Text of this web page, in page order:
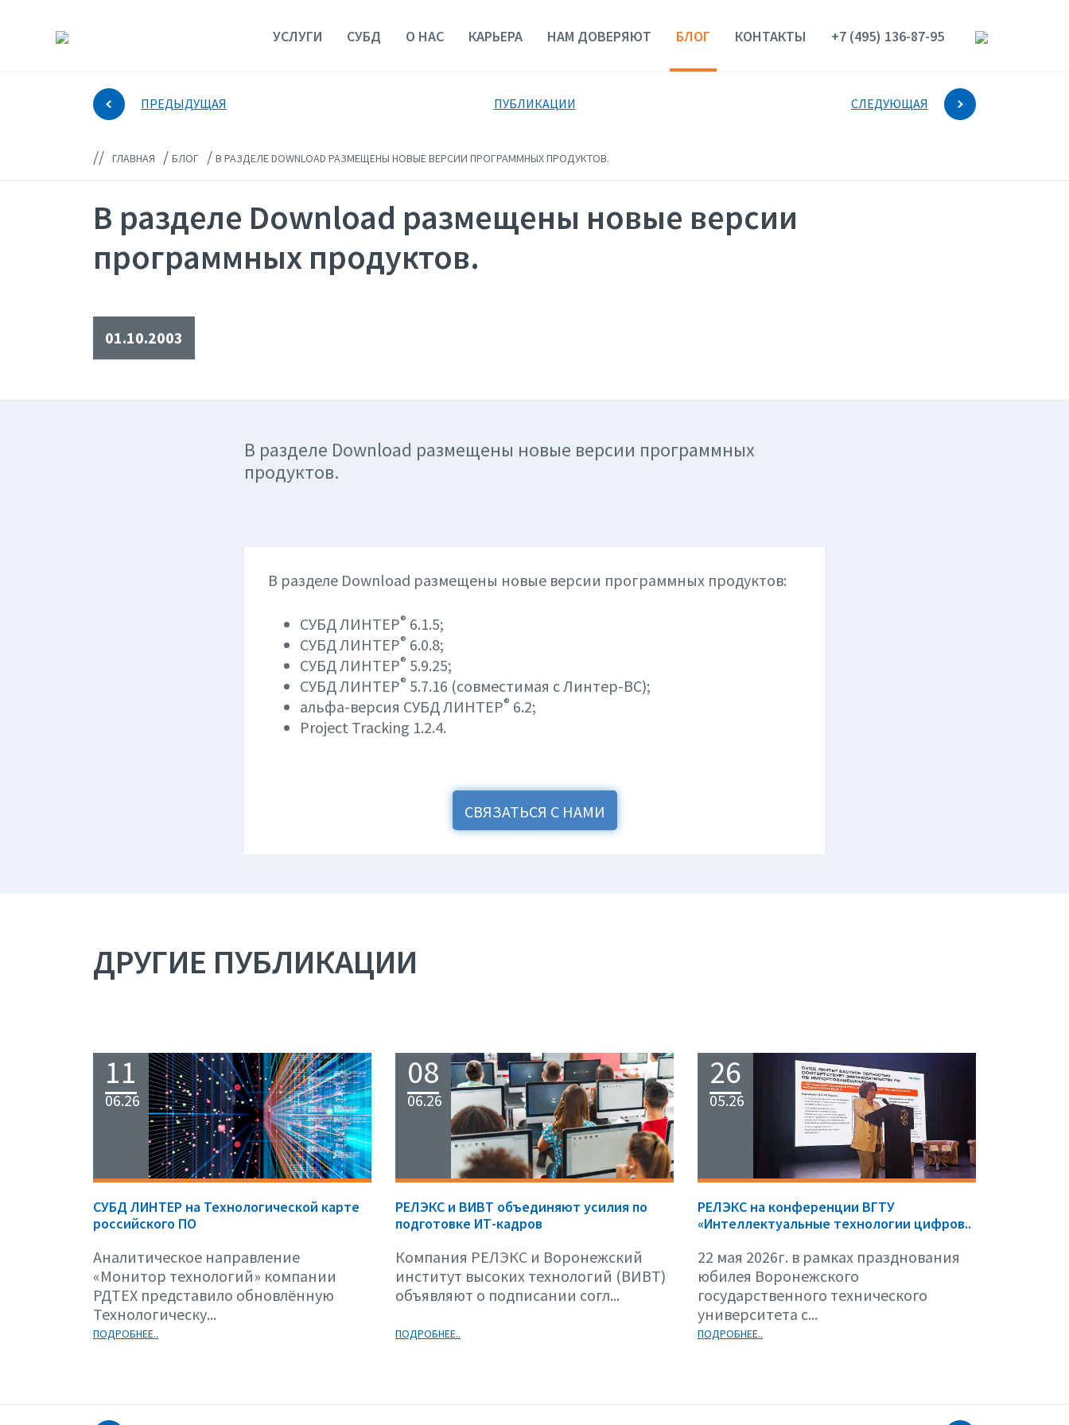
УСЛУГИ СУБД О НАС КАРЬЕРА НАМ ДОВЕРЯЮТ БЛОГ КОНТАКТЫ +7 (495) 136-87-95
ПРЕДЫДУЩАЯ ПУБЛИКАЦИИ СЛЕДУЮЩАЯ
// ГЛАВНАЯ / БЛОГ / В РАЗДЕЛЕ DOWNLOAD РАЗМЕЩЕНЫ НОВЫЕ ВЕРСИИ ПРОГРАММНЫХ ПРОДУКТОВ.
В разделе Download размещены новые версии
программных продуктов.
01.10.2003
В разделе Download размещены новые версии программных
продуктов.
В разделе Download размещены новые версии программных продуктов:
СУБД ЛИНТЕР® 6.1.5;
СУБД ЛИНТЕР® 6.0.8;
СУБД ЛИНТЕР® 5.9.25;
СУБД ЛИНТЕР® 5.7.16 (совместимая с Линтер-ВС);
альфа-версия СУБД ЛИНТЕР® 6.2;
Project Tracking 1.2.4.
СВЯЗАТЬСЯ С НАМИ
ДРУГИЕ ПУБЛИКАЦИИ
11
06.26
СУБД ЛИНТЕР на Технологической карте
российского ПО
Аналитическое направление
«Монитор технологий» компании
РДТЕХ представило обновлённую
Технологическу...
ПОДРОБНЕЕ..
08
06.26
РЕЛЭКС и ВИВТ объединяют усилия по
подготовке ИТ-кадров
Компания РЕЛЭКС и Воронежский
институт высоких технологий (ВИВТ)
объявляют о подписании согл...
ПОДРОБНЕЕ..
26
05.26
РЕЛЭКС на конференции ВГТУ
«Интеллектуальные технологии цифров..
22 мая 2026г. в рамках празднования
юбилея Воронежского
государственного технического
университета с...
ПОДРОБНЕЕ..